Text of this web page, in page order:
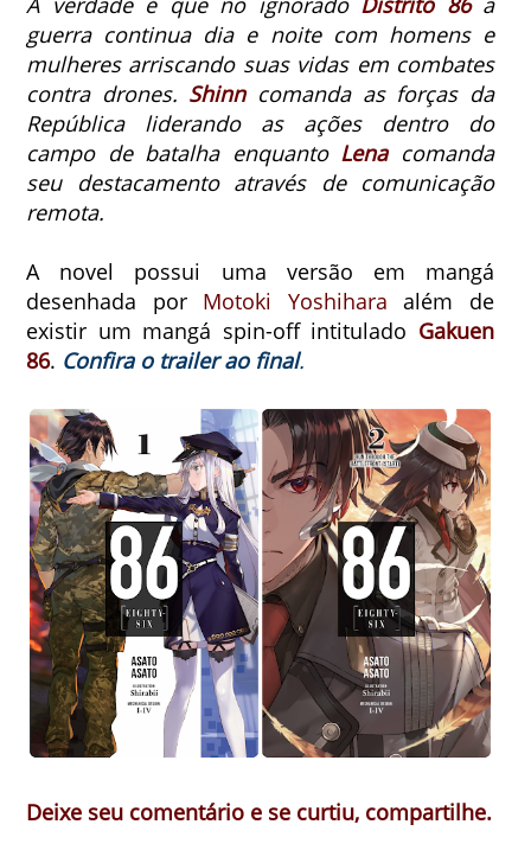
guerra continua dia e noite com homens e
mulheres arriscando suas vidas em combates
contra drones. Shinncomanda as forças da
República liderando as ações dentro do
campo de batalha enquanto Lenacomanda
seu destacamento através de comunicação
remota.
A novel possui uma versão em mangá
desenhada por Motoki Yoshihara além de
existir um mangá spin-off intitulado Gakuen
86. Confira o trailer ao final.
Deixe seu comentário e se curtiu, compartilhe.